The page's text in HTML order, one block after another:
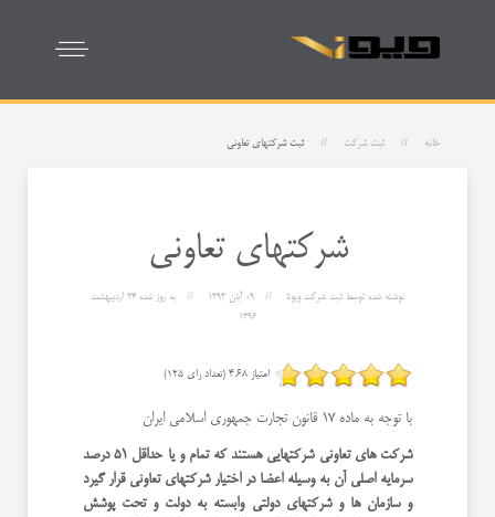
خانه ثبت شرکت ثبت شرکتهای تعاونی
شرکتهای تعاونی
نوشته شده توسط ثبت شرکت ویونا 09 آبان 1393 به روز شده
24 ارديبهشت
1396
امتیاز 4.68 (تعداد رای 125)
با توجه به ماده 17 قانون تجارت جمهوری اسلامی ایران
شرکت های تعاونی شرکتهایی هستند که تمام و یا حداقل 51 درصد
سرمایه اصلی آن به وسیله اعضا در اختیار شرکتهای تعاونی قرار گیرد
و سازمان ها و شرکتهای دولتی وابسته به دولت و تحت پوشش